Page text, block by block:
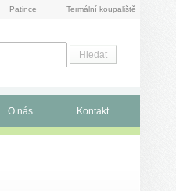
Patince Termální koupaliště
O nás Kontakt